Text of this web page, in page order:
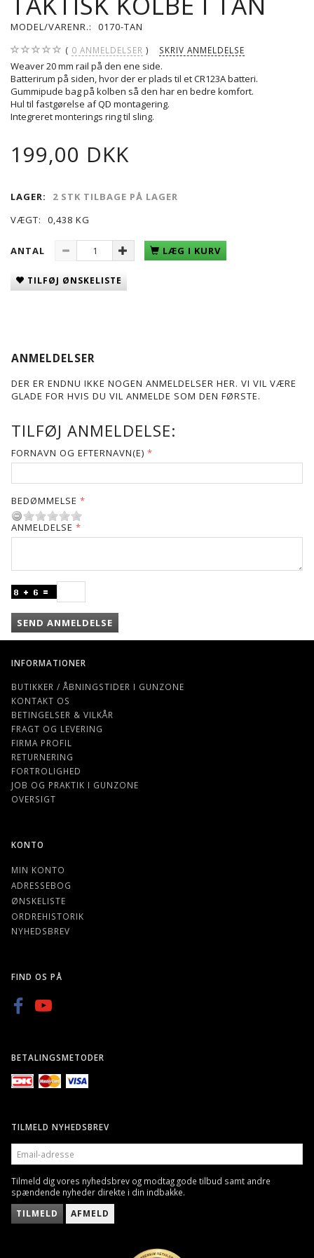
MODEL/VARENR.: 0170-TAN
0 ANMELDELSER SKRIV ANMELDELSE
Weaver 20 mm rail på den ene side.
Batterirum på siden, hvor der er plads til et CR123A batteri.
Gummipude bag på kolben så den har en bedre komfort.
Hul til fastgørelse af QD montagering.
Integreret monterings ring til sling.
199,00 DKK
LAGER:
2 STK TILBAGE PÅ LAGER
VÆGT:
0,438 KG
ANTAL LÆG I KURV
TILFØJ ØNSKELISTE
ANMELDELSER
DER ER ENDNU IKKE NOGEN ANMELDELSER HER. VI VIL VÆRE
GLADE FOR HVIS DU VIL ANMELDE SOM DEN FØRSTE.
TILFØJ ANMELDELSE:
FORNAVN OG EFTERNAVN(E)
BEDØMMELSE
ANMELDELSE
SEND ANMELDELSE
INFORMATIONER
BUTIKKER / ÅBNINGSTIDER I GUNZONE
KONTAKT OS
BETINGELSER & VILKÅR
FRAGT OG LEVERING
FIRMA PROFIL
RETURNERING
FORTROLIGHED
JOB OG PRAKTIK I GUNZONE
OVERSIGT
KONTO
MIN KONTO
ADRESSEBOG
ØNSKELISTE
ORDREHISTORIK
NYHEDSBREV
FIND OS PÅ
BETALINGSMETODER
TILMELD NYHEDSBREV
EMAIL-
ADRESSE
Tilmeld dig vores nyhedsbrev og modtag gode tilbud samt andre
spændende nyheder direkte i din indbakke.
TILMELD AFMELD